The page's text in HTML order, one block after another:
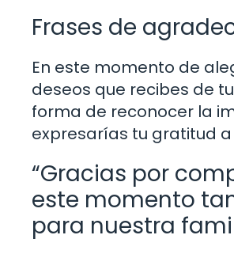
Frases de
En este momento de
deseos que recibes de
forma de reconocer la
expresarías tu gratitud
“Gracias por
este momento
para nuestra